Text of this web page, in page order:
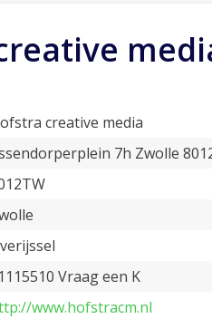
creative media
7h Zwolle
Vraag een K
www.hofstracm.nl